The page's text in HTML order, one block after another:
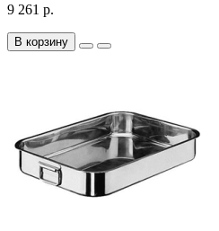
9 261 р.
В корзину